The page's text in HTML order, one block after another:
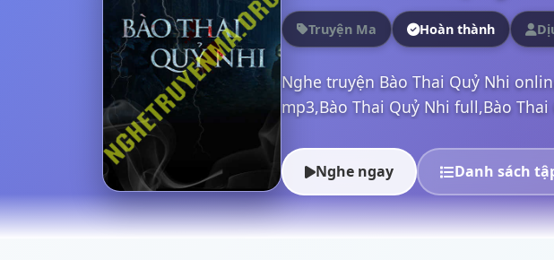
Truyện Ma Hoàn thành
Nghe truyện Bào Thai Quỷ Nhi
mp3,Bào Thai Quỷ Nhi full,Bào
Nghe ngay Danh sách